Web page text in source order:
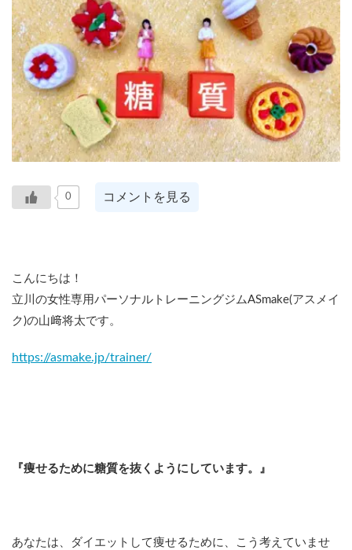
0 コメントを見る
こんにちは！
立川の女性専用パーソナルトレーニングジムASmake(アスメイ
ク)の山﨑将太です。
https://asmake.jp/trainer/
『痩せるために糖質を抜くようにしています。』
あなたは、ダイエットして痩せるために、こう考えていませ